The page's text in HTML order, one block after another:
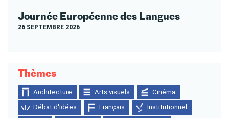
Journée Européenne des Langues
26 SEPTEMBRE 2026
Thèmes
Architecture Arts visuels Cinéma
Débat d'idées Français Institutionnel